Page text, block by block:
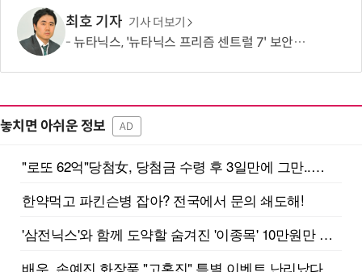
최호 기자 기사 더보기
뉴타닉스, '뉴타닉스 프리즘 센트럴 7' 보안기능확인서 취득
놓치면 아쉬운 정보 AD